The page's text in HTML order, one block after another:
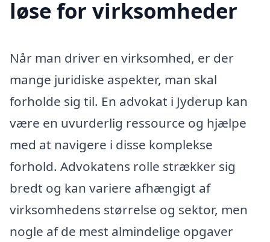
løse for virksomheder
Når man driver en virksomhed, er der
mange juridiske aspekter, man skal
forholde sig til. En advokat i Jyderup kan
være en uvurderlig ressource og hjælpe
med at navigere i disse komplekse
forhold. Advokatens rolle strækker sig
bredt og kan variere afhængigt af
virksomhedens størrelse og sektor, men
nogle af de mest almindelige opgaver